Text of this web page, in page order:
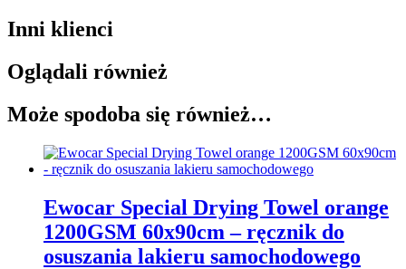
Inni klienci
Oglądali również
Może spodoba się również…
Ewocar Special Drying Towel orange
1200GSM 60x90cm – ręcznik do
osuszania lakieru samochodowego